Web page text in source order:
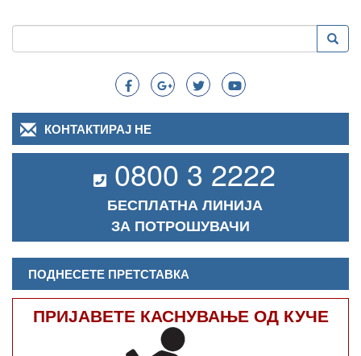
Search
Пребарување
КОНТАКТИРАЈ НЕ
0800 3 2222
БЕСПЛАТНА ЛИНИЈА
ЗА ПОТРОШУВАЧИ
ПОДНЕСЕТЕ ПРЕТСТАВКА
ПРИЈАВЕТЕ КАСНУВАЊЕ ОД КУЧЕ